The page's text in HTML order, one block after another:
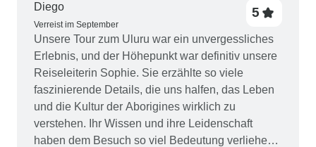
Diego
Verreist im September
5
Unsere Tour zum Uluru war ein unvergessliches
Erlebnis, und der Höhepunkt war definitiv unsere
Reiseleiterin Sophie. Sie erzählte so viele
faszinierende Details, die uns halfen, das Leben
und die Kultur der Aborigines wirklich zu
verstehen. Ihr Wissen und ihre Leidenschaft
haben dem Besuch so viel Bedeutung verliehen.